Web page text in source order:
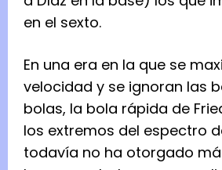
en el sexto.
En una era en la que se
velocidad y se ignoran las
bolas, la bola rápida de
los extremos del espectro
todavía no ha otorgado